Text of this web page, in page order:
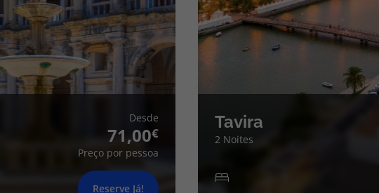
Desde
71,00
Preço por pessoa
Reserve Já!
Tavira
2 Noites